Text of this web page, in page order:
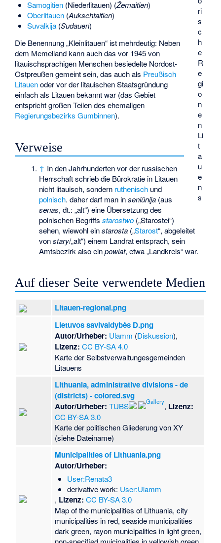
ri
s
c
h
e
R
e
gi
o
n
e
n
Li
t
a
u
e
n
s
Samogitien(Niederlitauen) (Žemaitien)
Oberlitauen(Aukschtaitien)
Suvalkija(Sudauen)
Die Benennung „Kleinlitauen“ ist mehrdeutig: Neben
dem Memelland kann auch das vor 1945 von
litauischsprachigen Menschen besiedelte Nordost-
Ostpreußen gemeint sein, das auch als Preußisch
Litauenoder vor der litauischen Staatsgründung
einfach als Litauen bekannt war (das Gebiet
entspricht großen Teilen des ehemaligen
Regierungsbezirks Gumbinnen).
Verweise
↑ In den Jahrhunderten vor der russischen
Herrschaft schrieb die Bürokratie in Litauen
nicht litauisch, sondern ruthenisch und
polnisch. daher darf man inseniūnija (aus
senas, dt.: „alt“) eine Übersetzung des
polnischen Begriffsstarostwo („Starostei“)
sehen, wiewohl einstarosta („Starost“, abgeleitet
vonstary/„alt“) einem Landrat entsprach, sein
Amtsbezirk also einpowiat, etwa „Landkreis“ war.
Auf dieser Seite verwendete Medien
Litauen-regional.png
Lietuvos savivaldybės D.png
Autor/Urheber: Ulamm (Diskussion),
Lizenz: CC BY-SA 4.0
Karte der Selbstverwaltungesgemeinden
Litauens
Lithuania, administrative divisions - de
(districts) - colored.svg
Autor/Urheber: TUBS , Lizenz:
CC BY-SA 3.0
Karte der politischen Gliederung von XY
(siehe Dateiname)
Municipalities of Lithuania.png
Autor/Urheber:
User:Renata3
derivative work: User:Ulamm
, Lizenz: CC BY-SA 3.0
Map of the municipalities of Lithuania, city
municipalities in red, seaside municipalities
dark green, rayon municipalities in light green,